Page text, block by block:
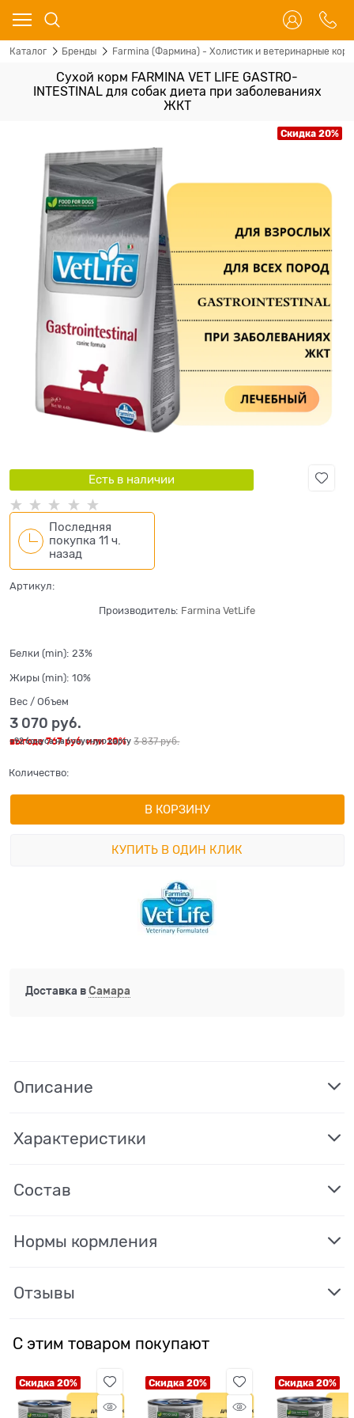
Каталог Бренды Farmina (Фармина) - Холистик и ветеринарные
Сухой корм FARMINA VET LIFE GASTRO-
INTESTINAL для собак диета при заболеваниях
ЖКТ
Скидка 20%
Есть в наличии
Последняя
покупка 11 ч.
назад
Артикул:
Производитель: Farmina VetLife
Белки (min): 23%
Жиры (min): 10%
Вес / Объем
3 837 руб.
3 070 руб.
выгода767 руб.или20%
+92 бонуса на бонусную карту
Количество:
В КОРЗИНУ
КУПИТЬ В ОДИН КЛИК
Доставка вСамара
Описание
Характеристики
Состав
Нормы кормления
Отзывы
С этим товаром покупают
Скидка 20% Скидка 20% Скидка 20%